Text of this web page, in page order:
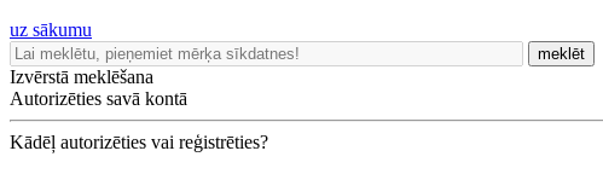
uz sākumu
meklēt
Izvērstā meklēšana
Autorizēties savā kontā
Kādēļ autorizēties vai reģistrēties?